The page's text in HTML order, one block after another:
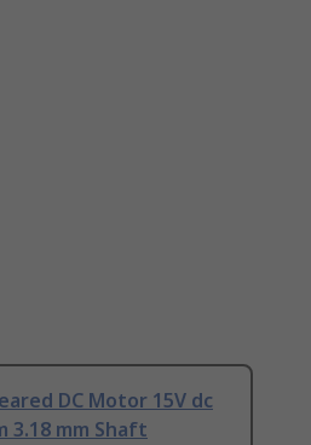
DC Motor 15V dc
3.18 mm Shaft